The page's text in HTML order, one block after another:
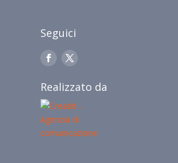
Seguici
Realizzato da